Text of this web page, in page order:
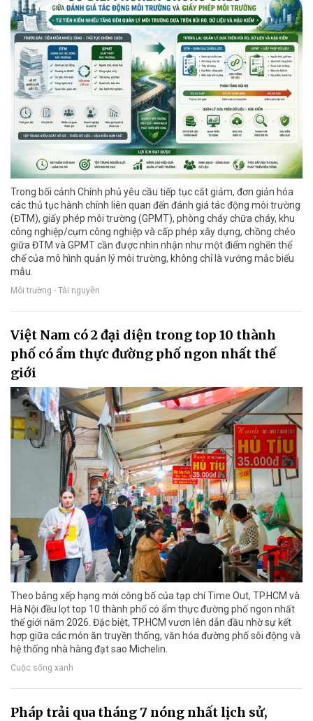
Trong bối cảnh Chính phủ yêu cầu tiếp tục cắt giảm, đơn giản hóa
các thủ tục hành chính liên quan đến đánh giá tác động môi trường
(ĐTM), giấy phép môi trường (GPMT), phòng cháy chữa cháy, khu
công nghiệp/cụm công nghiệp và cấp phép xây dựng, chồng chéo
giữa ĐTM và GPMT cần được nhìn nhận như một điểm nghẽn thể
chế của mô hình quản lý môi trường, không chỉ là vướng mắc biểu
mẫu.
Môi trường - Tài nguyên
Việt Nam có 2 đại diện trong top 10 thành
phố có ẩm thực đường phố ngon nhất thế
giới
Theo bảng xếp hạng mới công bố của tạp chí Time Out, TP.HCM và
Hà Nội đều lọt top 10 thành phố có ẩm thực đường phố ngon nhất
thế giới năm 2026. Đặc biệt, TP.HCM vươn lên dẫn đầu nhờ sự kết
hợp giữa các món ăn truyền thống, văn hóa đường phố sôi động và
hệ thống nhà hàng đạt sao Michelin.
Cuộc sống xanh
Pháp trải qua tháng 7 nóng nhất lịch sử,